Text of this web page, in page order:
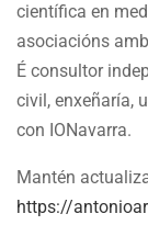
científica en
asociacións
É consultor
civil, enxeñaría,
con IONavarra.
Mantén
https://